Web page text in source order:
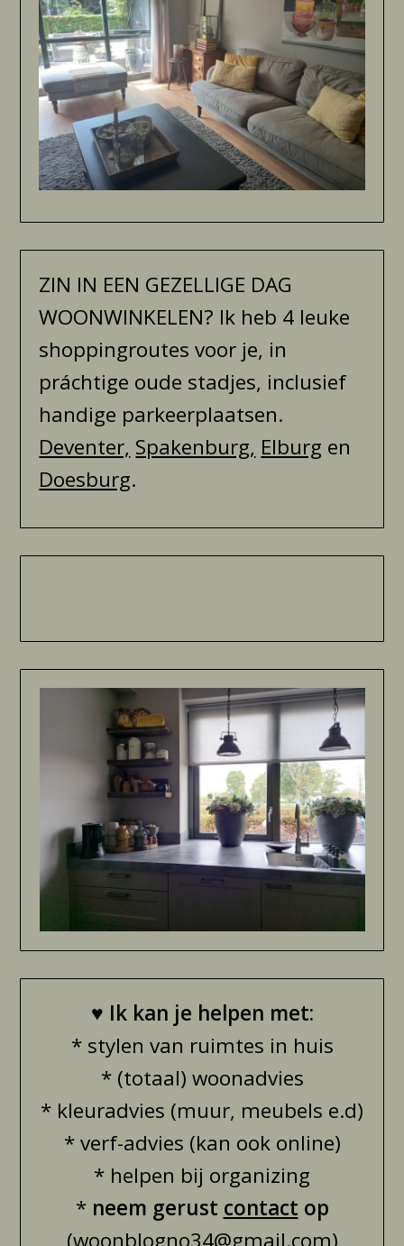
ZIN IN EEN GEZELLIGE DAG
WOONWINKELEN? Ik heb 4 leuke
shoppingroutes voor je, in
práchtige oude stadjes, inclusief
handige parkeerplaatsen.
Deventer, Spakenburg, Elburg en
Doesburg.
♥ Ik kan je helpen met:
* stylen van ruimtes in huis
* (totaal) woonadvies
* kleuradvies (muur, meubels e.d)
* verf-advies (kan ook online)
* helpen bij organizing
* neem gerust contact op
(woonblogno34@gmail.com)